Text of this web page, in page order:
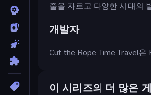
줄을 자르고 다양한 시대의
개발자
Cut the Rope Time Travel
이 시리즈의 더 많은